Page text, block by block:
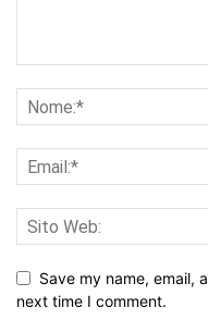
Save my name, email,
next time I comment.